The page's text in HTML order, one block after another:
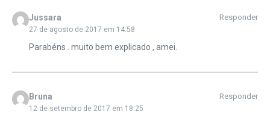
Jussara
27 de agosto de 2017 em 14:58
Responder
Parabéns . muito bem explicado , amei.
Bruna
12 de setembro de 2017 em 18:25
Responder